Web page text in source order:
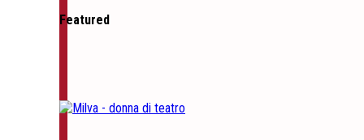
Featured